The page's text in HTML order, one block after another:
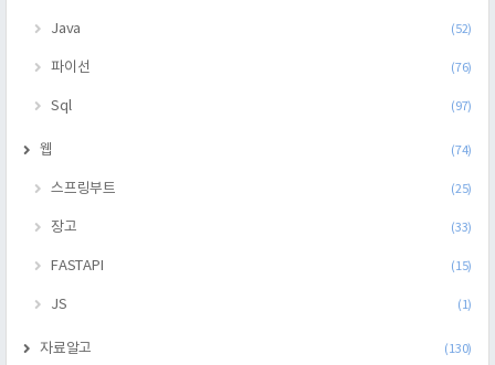
Java (52)
파이선 (76)
Sql (97)
웹 (74)
스프링부트 (25)
장고 (33)
FASTAPI (15)
JS (1)
자료알고 (130)